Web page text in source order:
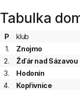
Tabulka
P klub
1.
Znojmo
2.
Žďár nad Sázavou
3.
Hodonín
4.
Kopřivnice